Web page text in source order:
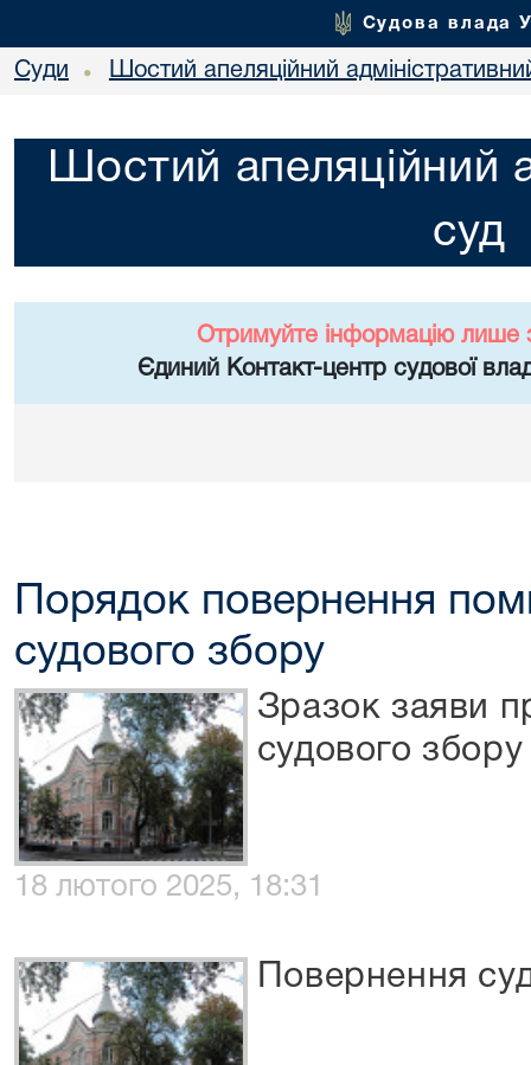
Судова влада
Суди • Шостий апеляційний
Шостий апеляційний
суд
Отримуйте інформацію лише
Єдиний Контакт-центр судової
Порядок повернення
судового збору
Зразок заяви
судового збору
18 лютого 2025, 18:31
Повернення